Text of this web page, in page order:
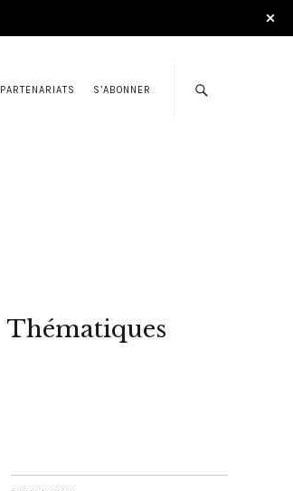
PARTENARIATS S’ABONNER
Thématiques